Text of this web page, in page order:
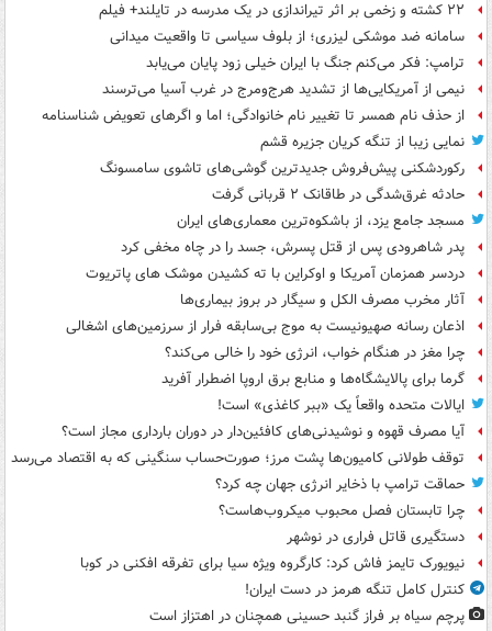
۲۲ کشته و زخمی بر اثر تیراندازی در یک مدرسه در تایلند+ فیلم
سامانه ضد موشکی لیزری؛ از بلوف سیاسی تا واقعیت میدانی
ترامپ: فکر می‌کنم جنگ با ایران خیلی زود پایان می‌یابد
نیمی از آمریکایی‌ها از تشدید هرج‌ومرج در غرب آسیا می‌ترسند
از حذف نام همسر تا تغییر نام خانوادگی؛ اما و اگرهای تعویض شناسنامه
نمایی زیبا از تنگه کریان جزیره قشم
رکوردشکنی پیش‌فروش جدیدترین گوشی‌های تاشوی سامسونگ
حادثه غرق‌شدگی در طاقانک ۲ قربانی گرفت
مسجد جامع یزد، از باشکوه‌ترین معماری‌های ایران
پدر شاهرودی پس از قتل پسرش، جسد را در چاه مخفی کرد
دردسر همزمان آمریکا و اوکراین با ته کشیدن موشک های پاتریوت
آثار مخرب مصرف الکل و سیگار در بروز بیماری‌ها
اذعان رسانه صهیونیست به موج بی‌سابقه فرار از سرزمین‌های اشغالی
چرا مغز در هنگام خواب، انرژی خود را خالی می‌کند؟
گرما برای پالایشگاه‌ها و منابع برق اروپا اضطرار آفرید
ایالات متحده واقعاً یک «ببر کاغذی» است!
آیا مصرف قهوه و نوشیدنی‌های کافئین‌دار در دوران بارداری مجاز است؟
توقف طولانی کامیون‌ها پشت مرز؛ صورت‌حساب سنگینی که به اقتصاد می‌رسد
حماقت ترامپ با ذخایر انرژی جهان چه کرد؟
چرا تابستان فصل محبوب میکروب‌هاست؟
دستگیری قاتل فراری در نوشهر
نیویورک تایمز فاش کرد: کارگروه ویژه سیا برای تفرقه افکنی در کوبا
کنترل کامل تنگه هرمز در دست ایران!
پرچم سیاه بر فراز گنبد حسینی همچنان در اهتزاز است